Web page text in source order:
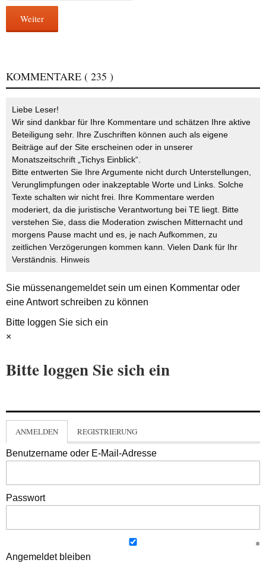
Weiter
KOMMENTARE ( 235 )
Liebe Leser!
Wir sind dankbar für Ihre Kommentare und schätzen Ihre aktive
Beteiligung sehr. Ihre Zuschriften können auch als eigene
Beiträge auf der Site erscheinen oder in unserer
Monatszeitschrift „Tichys Einblick“.
Bitte entwerten Sie Ihre Argumente nicht durch Unterstellungen,
Verunglimpfungen oder inakzeptable Worte und Links. Solche
Texte schalten wir nicht frei. Ihre Kommentare werden
moderiert, da die juristische Verantwortung bei TE liegt. Bitte
verstehen Sie, dass die Moderation zwischen Mitternacht und
morgens Pause macht und es, je nach Aufkommen, zu
zeitlichen Verzögerungen kommen kann. Vielen Dank für Ihr
Verständnis. Hinweis
Sie müssenangemeldetsein um einen Kommentar oder
eine Antwort schreiben zu können
Bitte loggen Sie sich ein
×
Bitte loggen Sie sich ein
ANMELDEN REGISTRIERUNG
Benutzername oder E-Mail-Adresse
Passwort
Angemeldet bleiben